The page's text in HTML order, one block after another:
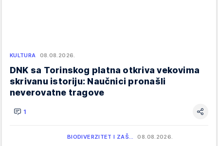
KULTURA 08.08.2026.
DNK sa Torinskog platna otkriva vekovima
skrivanu istoriju: Naučnici pronašli
neverovatne tragove
1
BIODIVERZITET I ZAŠ… 08.08.2026.